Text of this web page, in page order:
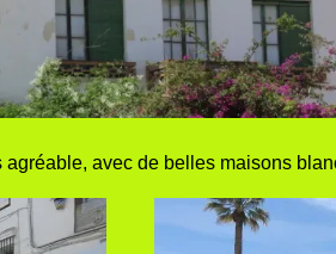
agréable, avec de belles maisons